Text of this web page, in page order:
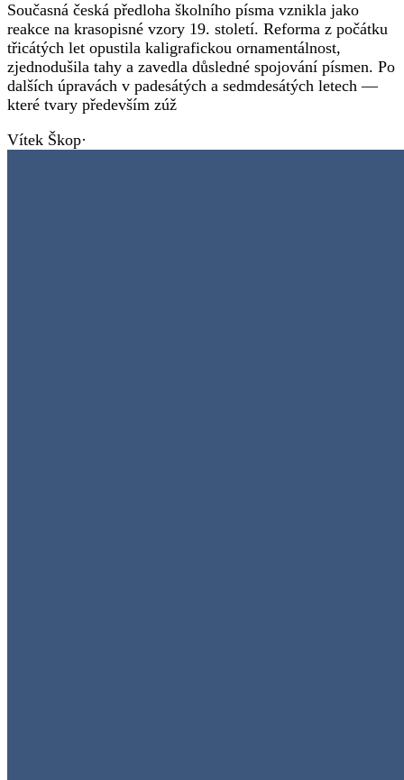
Současná česká předloha školního písma vznikla jako
reakce na krasopisné vzory 19. století. Reforma z počátku
třicátých let opustila kaligrafickou ornamentálnost,
zjednodušila tahy a zavedla důsledné spojování písmen. Po
dalších úpravách v padesátých a sedmdesátých letech —
které tvary především zúž
Vítek Škop·